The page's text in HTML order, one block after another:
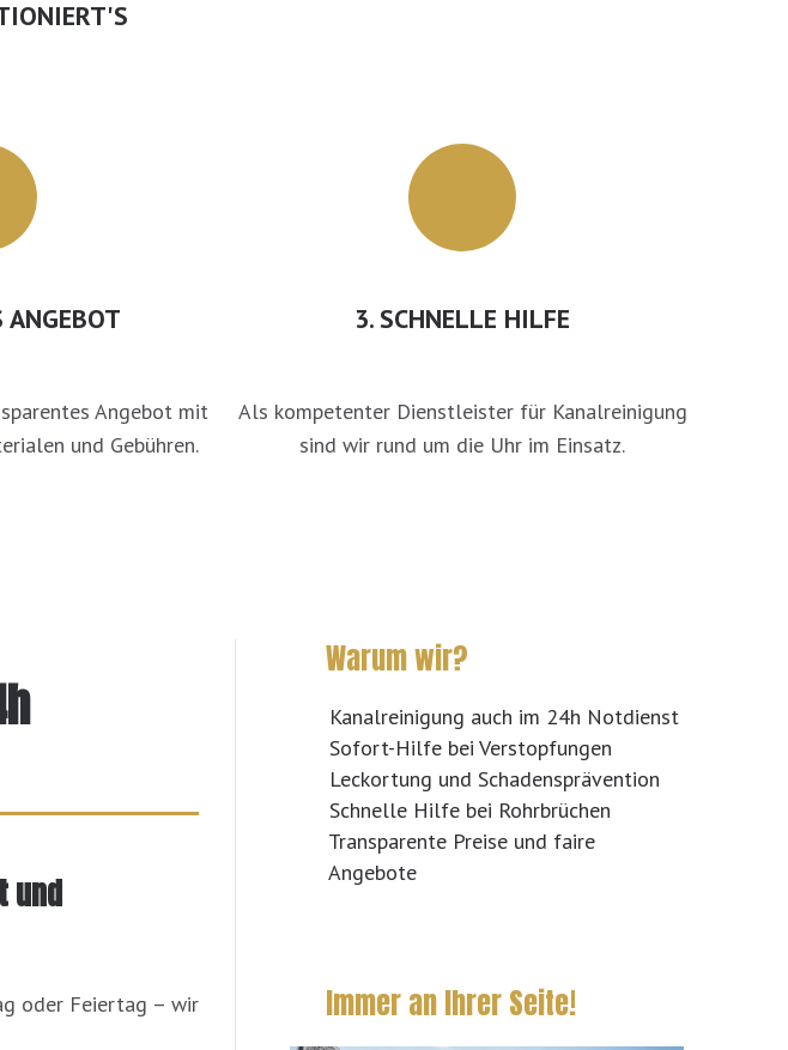
ANGEBOT
Angebot mit
und Gebühren.
3. SCHNELLE HILFE
Als kompetenter Dienstleister für Kanalreinigung
sind wir rund um die Uhr im Einsatz.
und
oder Feiertag – wir
Warum wir?
Kanalreinigung auch im 24h Notdienst
Sofort-Hilfe bei Verstopfungen
Leckortung und Schadensprävention
Schnelle Hilfe bei Rohrbrüchen
Transparente Preise und faire
Angebote
Immer an Ihrer Seite!